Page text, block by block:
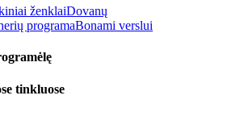
ženklaiDovanų
programaBonami verslui
tinkluose